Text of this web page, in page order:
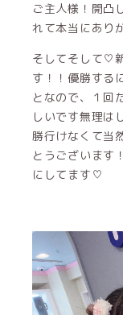
ご主人様！開凸
れて本当にあり
そしてそして♡
す！！優勝する
となので、１回
しいです無理は
勝行けなくて当
とうございます
にしてます♡